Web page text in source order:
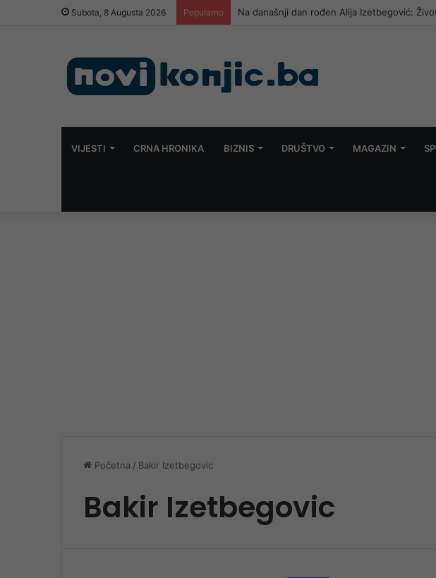
Subota, 8 Augusta 2026 Popularno Premijer liga BiH: Sarajevo u Vrapčićima
VIJESTI CRNA HRONIKA BIZNIS DRUŠTVO MAGAZIN
Početna / Bakir Izetbegovic
Bakir Izetbegovic